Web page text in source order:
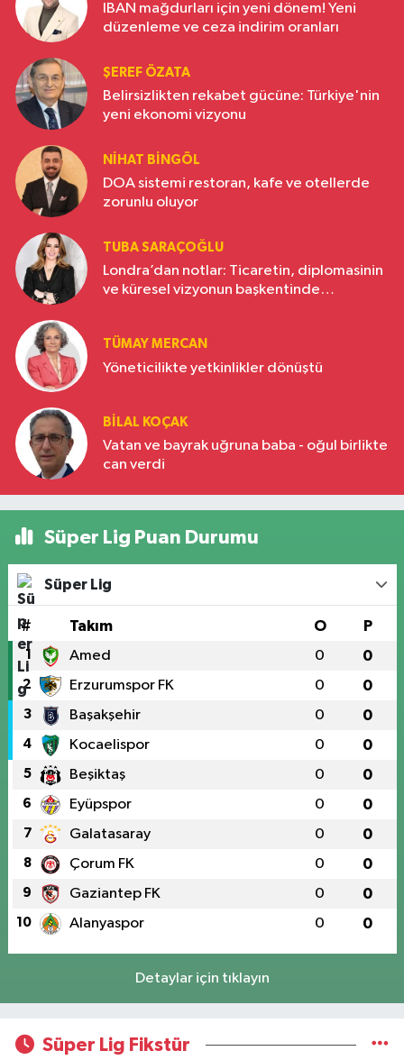
IBAN mağdurları için yeni dönem! Yeni
düzenleme ve ceza indirim oranları
ŞEREF ÖZATA
Belirsizlikten rekabet gücüne: Türkiye'nin
yeni ekonomi vizyonu
NIHAT BINGÖL
DOA sistemi restoran, kafe ve otellerde
zorunlu oluyor
TUBA SARAÇOĞLU
Londra’dan notlar: Ticaretin, diplomasinin
ve küresel vizyonun başkentinde
TÜMAY MERCAN
Yöneticilikte yetkinlikler dönüştü
BILAL KOÇAK
Vatan ve bayrak uğruna baba - oğul birlikte
can verdi
Süper Lig Puan Durumu
Süper Lig
# Takım O P
1 Amed 0 0
2 Erzurumspor FK 0 0
3 Başakşehir 0 0
4 Kocaelispor 0 0
5 Beşiktaş 0 0
6 Eyüpspor 0 0
7 Galatasaray 0 0
8 Çorum FK 0 0
9 Gaziantep FK 0 0
10 Alanyaspor 0 0
Detaylar için tıklayın
Süper Lig Fikstür